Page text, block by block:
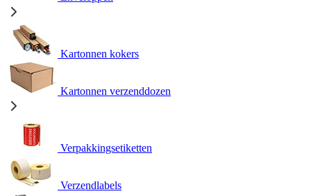
Kartonnen kokers
Kartonnen verzenddozen
Verpakkingsetiketten
Verzendlabels